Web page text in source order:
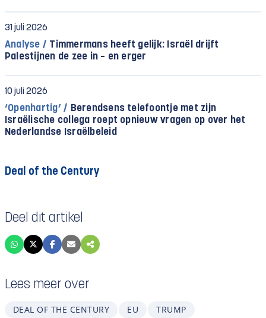
31 juli 2026
Analyse / Timmermans heeft gelijk: Israël drijft
Palestijnen de zee in – en erger
10 juli 2026
‘Openhartig’ / Berendsens telefoontje met zijn
Israëlische collega roept opnieuw vragen op over het
Nederlandse Israëlbeleid
Deal of the Century
Deel dit artikel
Lees meer over
DEAL OF THE CENTURY EU
TRUMP